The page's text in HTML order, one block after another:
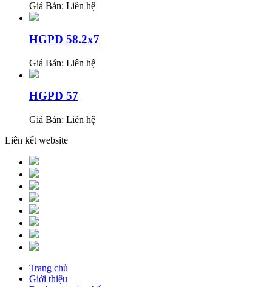
Giá Bán: Liên hệ
HGPD 58.2x7
Giá Bán: Liên hệ
HGPD 57
Giá Bán: Liên hệ
Liên kết website
Trang chủ
Giới thiệu